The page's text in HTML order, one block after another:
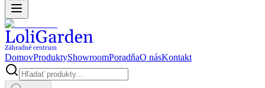
DomovProduktyShowroomPoradňaO násKontakt